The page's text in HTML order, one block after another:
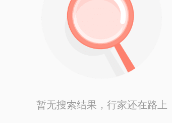
暂无搜索结果，行家还在路上